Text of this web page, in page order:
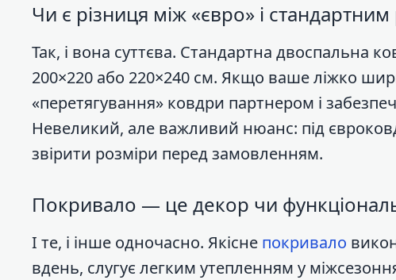
Чи є різниця між «євро» і
Так, і вона суттєва. Стандартна двоспальна
200×220 або 220×240 см. Якщо ваше ліжко
«перетягування» ковдри партнером і
Невеликий, але важливий нюанс: під
звірити розміри перед замовленням.
Покривало — це декор чи
І те, і інше одночасно. Якісне покривало
вдень, слугує легким утепленням у